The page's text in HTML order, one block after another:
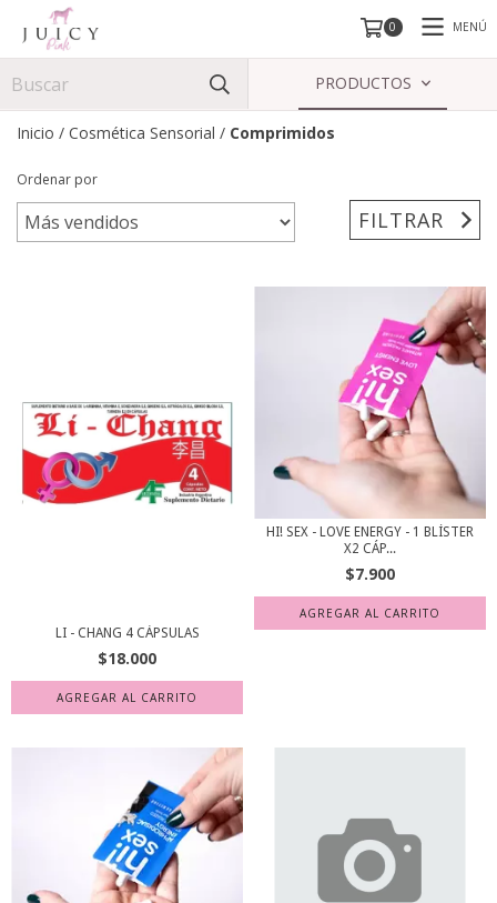
0 MENÚ
PRODUCTOS
Inicio / Cosmética Sensorial / Comprimidos
Ordenar por
FILTRAR
LI - CHANG 4 CÁPSULAS
$18.000
HI! SEX - LOVE ENERGY - 1 BLÍSTER
X2 CÁP...
$7.900